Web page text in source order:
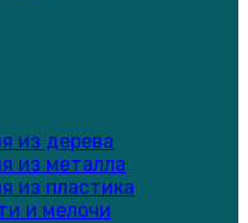
из дерева
из металла
из пластика
и мелочи